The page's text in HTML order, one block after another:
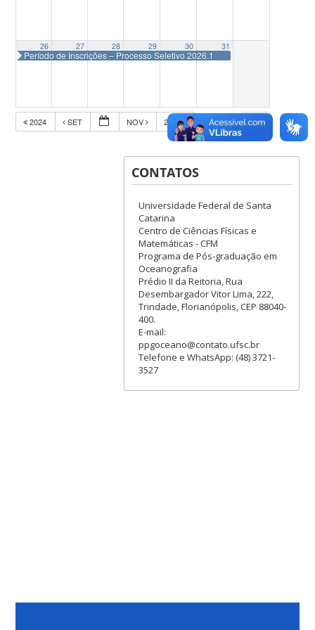
26
Período de Inscrições – Processo Seletivo 2026.1
27 28 29 30 31
2024 SET NOV 2026
CONTATOS
Universidade Federal de Santa
Catarina
Centro de Ciências Físicas e
Matemáticas - CFM
Programa de Pós-graduação em
Oceanografia
Prédio II da Reitoria, Rua
Desembargador Vitor Lima, 222,
Trindade, Florianópolis, CEP 88040-
400.
E-mail:
ppgoceano@contato.ufsc.br
Telefone e WhatsApp: (48) 3721-
3527